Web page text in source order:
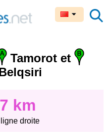
Tamorot et
km
droite